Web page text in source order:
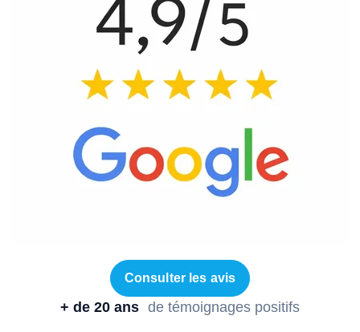
Consulter les avis
+ de 20 ans de témoignages positifs